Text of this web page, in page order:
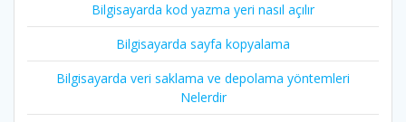
Bilgisayarda kod yazma yeri nasıl açılır
Bilgisayarda sayfa kopyalama
Bilgisayarda veri saklama ve depolama yöntemleri
Nelerdir